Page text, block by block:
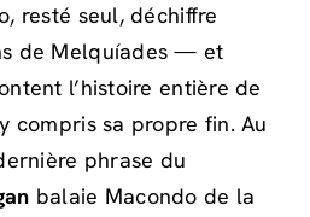
resté seul, déchiffre
de Melquíades — et
l’histoire entière de
compris sa propre fin. Au
phrase du
balaie Macondo de la